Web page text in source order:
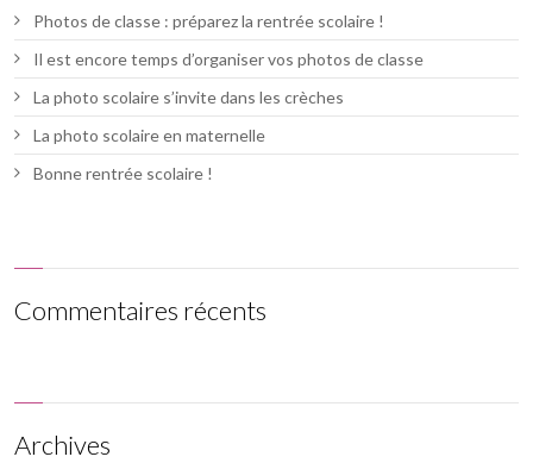
Photos de classe : préparez la rentrée scolaire !
Il est encore temps d’organiser vos photos de classe
La photo scolaire s’invite dans les crèches
La photo scolaire en maternelle
Bonne rentrée scolaire !
Commentaires récents
Archives